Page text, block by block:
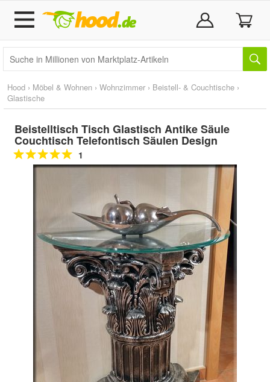
Hood › Möbel & Wohnen › Wohnzimmer › Beistell- & Couchtische ›
Glastische
Beistelltisch Tisch Glastisch Antike Säule
Couchtisch Telefontisch Säulen Design
1